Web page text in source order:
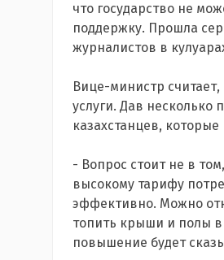
что государство не
поддержку. Прошла
журналистов в
Вице-министр
услуги. Дав несколько
казахстанцев,
- Вопрос стоит не в
высокому тарифу
эффективно. Можно
топить крыши и полы в
повышение будет